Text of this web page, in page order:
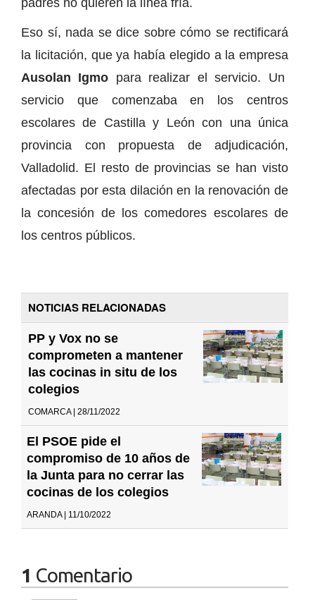
Eso sí, nada se dice sobre cómo se rectificará
la licitación, que ya había elegido a la empresa
Ausolan Igmo para realizar el servicio. Un
servicio que comenzaba en los centros
escolares de Castilla y León con una única
provincia con propuesta de adjudicación,
Valladolid. El resto de provincias se han visto
afectadas por esta dilación en la renovación de
la concesión de los comedores escolares de
los centros públicos.
NOTICIAS RELACIONADAS
PP y Vox no se
comprometen a mantener
las cocinas in situ de los
colegios
COMARCA | 28/11/2022
El PSOE pide el
compromiso de 10 años de
la Junta para no cerrar las
cocinas de los colegios
ARANDA | 11/10/2022
1 Comentario